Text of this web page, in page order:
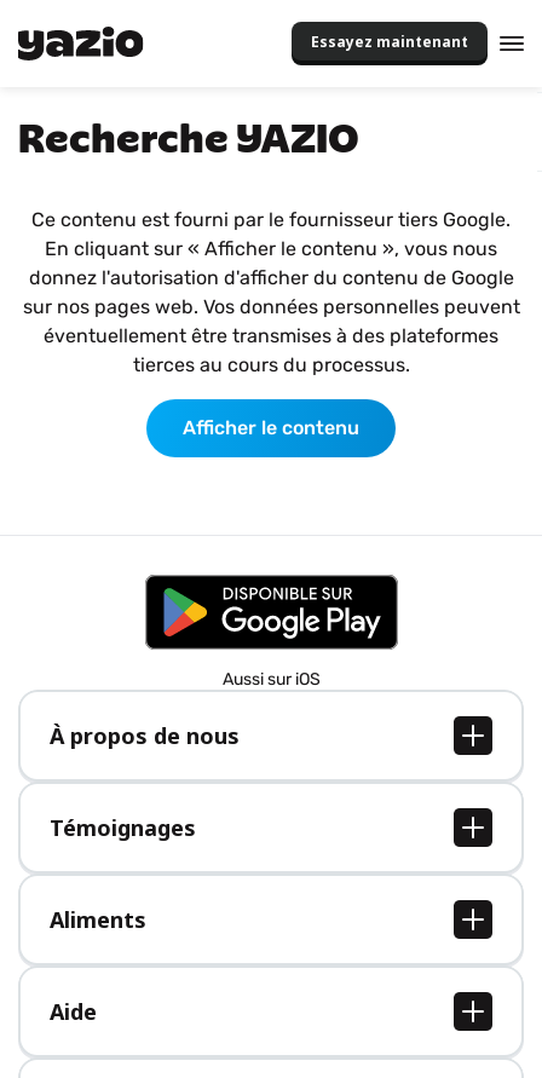
Essayez maintenant
Recherche YAZIO
Ce contenu est fourni par le fournisseur tiers Google.
En cliquant sur « Afficher le contenu », vous nous
donnez l'autorisation d'afficher du contenu de Google
sur nos pages web. Vos données personnelles peuvent
éventuellement être transmises à des plateformes
tierces au cours du processus.
Afficher le contenu
Aussi sur iOS
À propos de nous
À propos de nous
Postes
Presse
Témoignages
Tous les témoignages
Aliments
Tous les aliments
Aide
Centre d'aide